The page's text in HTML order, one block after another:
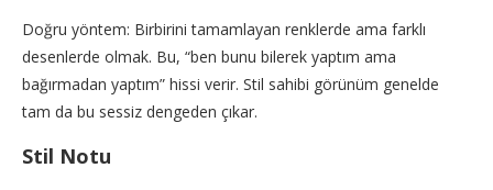
Doğru yöntem: Birbirini tamamlayan renklerde ama farklı
desenlerde olmak. Bu, “ben bunu bilerek yaptım ama
bağırmadan yaptım” hissi verir. Stil sahibi görünüm genelde
tam da bu sessiz dengeden çıkar.
Stil Notu